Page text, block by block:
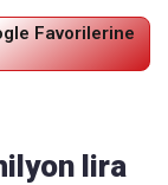
Favorilerine
lira